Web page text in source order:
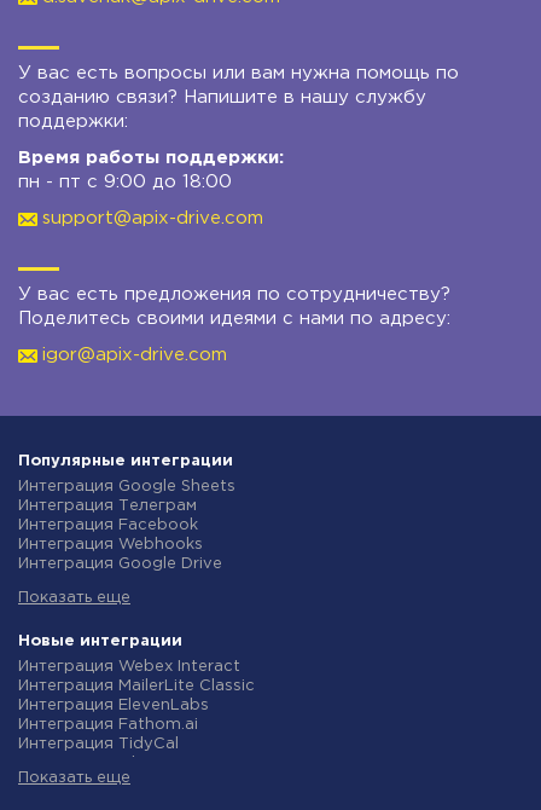
У вас есть вопросы или вам нужна помощь по
созданию связи? Напишите в нашу службу
поддержки:
Время работы поддержки:
пн - пт с 9:00 до 18:00
support@apix-drive.com
У вас есть предложения по сотрудничеству?
Поделитесь своими идеями с нами по адресу:
igor@apix-drive.com
Популярные интеграции
Интеграция Google Sheets
Интеграция Телеграм
Интеграция Facebook
Интеграция Webhooks
Интеграция Google Drive
Интеграция Gmail
Интеграция Новая Почта
Интеграция Binotel
Интеграция OpenAI (ChatGPT)
Интеграция Prom
Интеграция Приват24
Интеграция OLX
Интеграция TurboSMS
Интеграция SendPulse
Показать еще
Новые интеграции
Интеграция Webex Interact
Интеграция MailerLite Classic
Интеграция ElevenLabs
Интеграция Fathom.ai
Интеграция TidyCal
Интеграция Gist
Показать еще